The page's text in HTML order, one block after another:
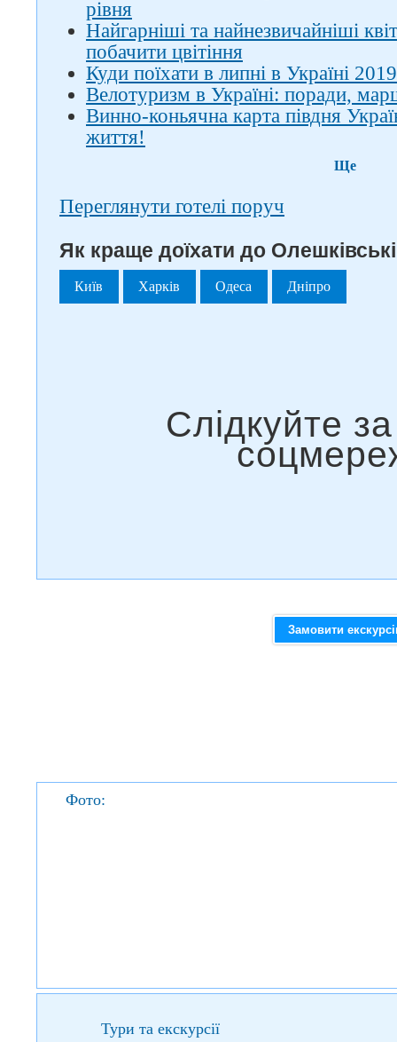
рівня
Найгарніші та найнезвичайніші
побачити цвітіння
Куди поїхати в липні в Україні
Велотуризм в Україні: поради,
Винно-коньячна карта півдня
життя!
Ще
Переглянути готелі поруч
Як краще доїхати до Олешківські
Київ Харків Одеса Дніпро
Замовити
Фото:
Тури та екскурсії